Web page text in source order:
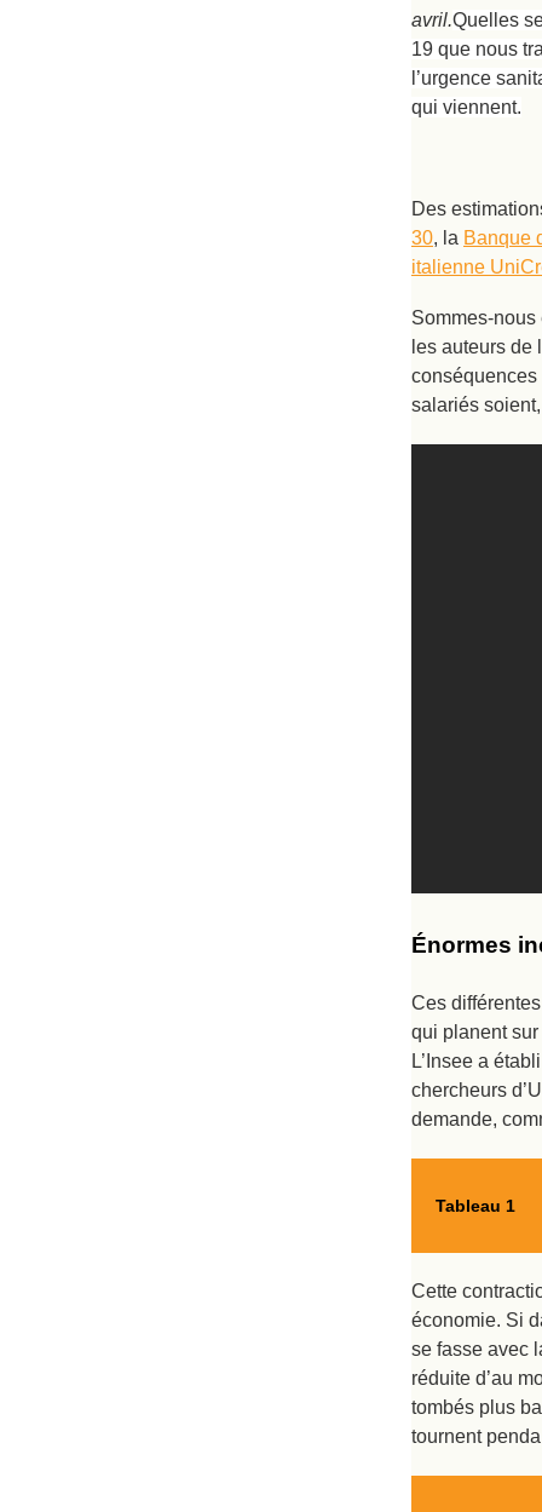
avril.Quelles
19 que nous
l’urgence
qui viennent.
Des
30, la Banque
italienne
Sommes-
les auteurs de
conséquences
salariés
Énormes
Ces
qui planent
L’Insee a
chercheurs
demande,
Tableau 1
Cette
économie. Si
se fasse avec
réduite d’au
tombés plus
tournent